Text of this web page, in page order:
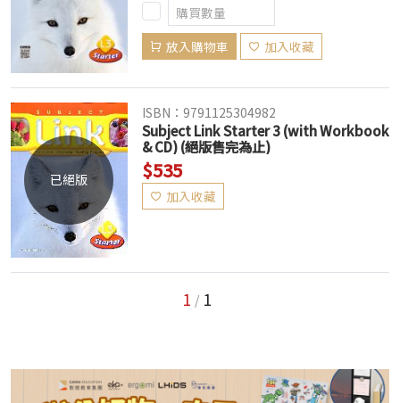
放入購物車 加入收藏
已絕版
ISBN：9791125304982
Subject Link Starter 3 (with Workbook
& CD) (絕版售完為止)
$535
加入收藏
1 / 1